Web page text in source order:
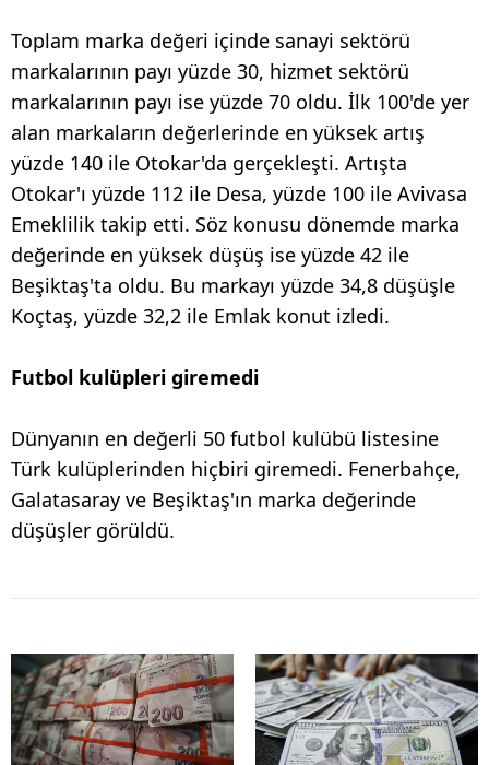
Toplam marka değeri içinde sanayi sektörü
markalarının payı yüzde 30, hizmet sektörü
markalarının payı ise yüzde 70 oldu. İlk 100'de yer
alan markaların değerlerinde en yüksek artış
yüzde 140 ile Otokar'da gerçekleşti. Artışta
Otokar'ı yüzde 112 ile Desa, yüzde 100 ile Avivasa
Emeklilik takip etti. Söz konusu dönemde marka
değerinde en yüksek düşüş ise yüzde 42 ile
Beşiktaş'ta oldu. Bu markayı yüzde 34,8 düşüşle
Koçtaş, yüzde 32,2 ile Emlak konut izledi.
Futbol kulüpleri giremedi
Dünyanın en değerli 50 futbol kulübü listesine
Türk kulüplerinden hiçbiri giremedi. Fenerbahçe,
Galatasaray ve Beşiktaş'ın marka değerinde
düşüşler görüldü.